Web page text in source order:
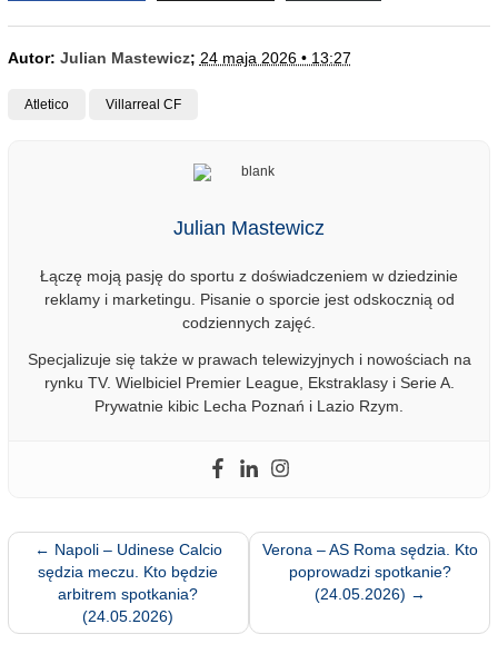
Autor: Julian Mastewicz; 24 maja 2026 • 13:27
Atletico Villarreal CF
Julian Mastewicz
Łączę moją pasję do sportu z doświadczeniem w dziedzinie
reklamy i marketingu. Pisanie o sporcie jest odskocznią od
codziennych zajęć.
Specjalizuje się także w prawach telewizyjnych i nowościach na
rynku TV. Wielbiciel Premier League, Ekstraklasy i Serie A.
Prywatnie kibic Lecha Poznań i Lazio Rzym.
← Napoli – Udinese Calcio
sędzia meczu. Kto będzie
arbitrem spotkania?
(24.05.2026)
Verona – AS Roma sędzia. Kto
poprowadzi spotkanie?
(24.05.2026) →